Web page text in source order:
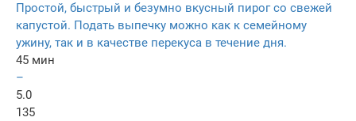
Простой, быстрый и безумно вкусный пирог со свежей
капустой. Подать выпечку можно как к семейному
ужину, так и в качестве перекуса в течение дня.
45 мин
–
5.0
135